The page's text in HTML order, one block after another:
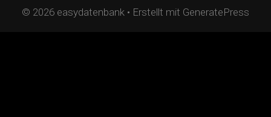
© 2026 easydatenbank • Erstellt mit GeneratePress